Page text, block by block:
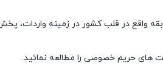
واقع در قلب کشور در زمینه واردات،
های حریم خصوصی را مطالعه نمائید.